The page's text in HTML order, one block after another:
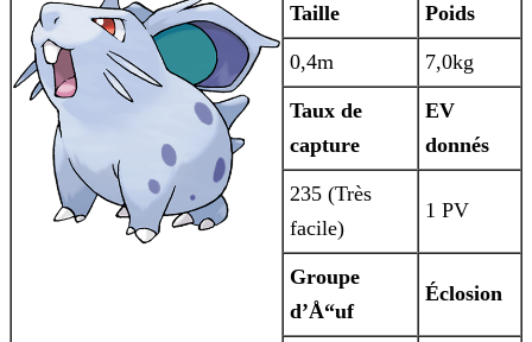
Taille Poids
0,4m 7,0kg
Taux de
capture
EV
donnés
235 (Très
facile)
1 PV
Groupe
d’Å“uf
Éclosion